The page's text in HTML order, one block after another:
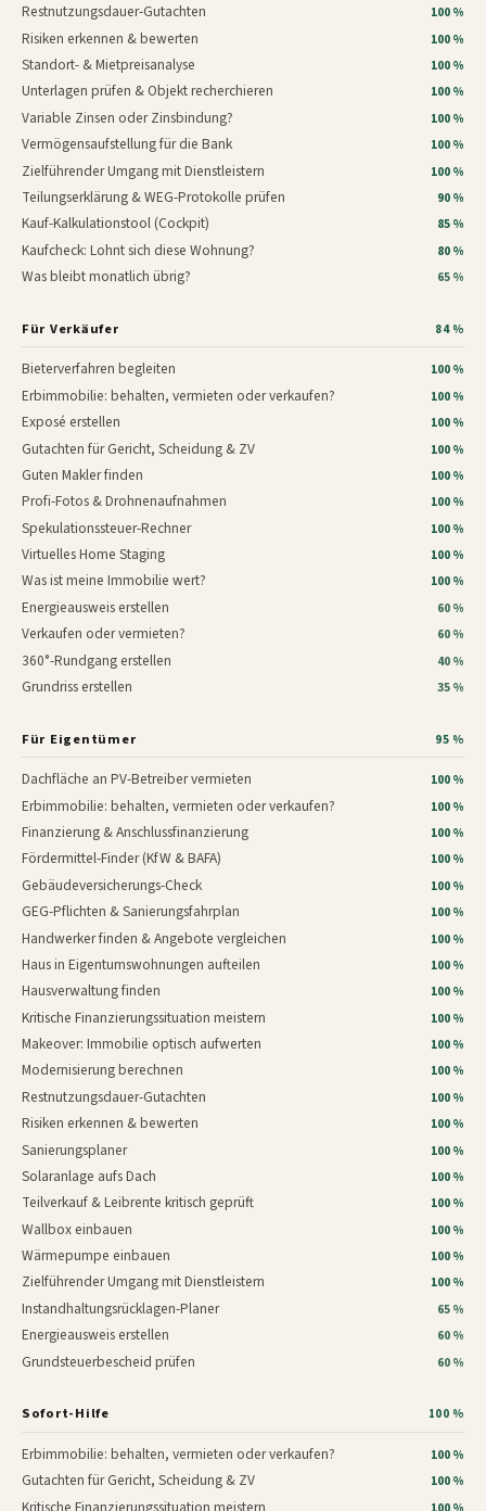
Restnutzungsdauer-Gutachten 100 %
Risiken erkennen & bewerten 100 %
Standort- & Mietpreisanalyse 100 %
Unterlagen prüfen & Objekt recherchieren 100 %
Variable Zinsen oder Zinsbindung? 100 %
Vermögensaufstellung für die Bank 100 %
Zielführender Umgang mit Dienstleistern 100 %
Teilungserklärung & WEG-Protokolle prüfen 90 %
Kauf-Kalkulationstool (Cockpit) 85 %
Kaufcheck: Lohnt sich diese Wohnung? 80 %
Was bleibt monatlich übrig? 65 %
Für Verkäufer 84 %
Bieterverfahren begleiten 100 %
Erbimmobilie: behalten, vermieten oder verkaufen? 100 %
Exposé erstellen 100 %
Gutachten für Gericht, Scheidung & ZV 100 %
Guten Makler finden 100 %
Profi-Fotos & Drohnenaufnahmen 100 %
Spekulationssteuer-Rechner 100 %
Virtuelles Home Staging 100 %
Was ist meine Immobilie wert? 100 %
Energieausweis erstellen 60 %
Verkaufen oder vermieten? 60 %
360°-Rundgang erstellen 40 %
Grundriss erstellen 35 %
Für Eigentümer 95 %
Dachfläche an PV-Betreiber vermieten 100 %
Erbimmobilie: behalten, vermieten oder verkaufen? 100 %
Finanzierung & Anschlussfinanzierung 100 %
Fördermittel-Finder (KfW & BAFA) 100 %
Gebäudeversicherungs-Check 100 %
GEG-Pflichten & Sanierungsfahrplan 100 %
Handwerker finden & Angebote vergleichen 100 %
Haus in Eigentumswohnungen aufteilen 100 %
Hausverwaltung finden 100 %
Kritische Finanzierungssituation meistern 100 %
Makeover: Immobilie optisch aufwerten 100 %
Modernisierung berechnen 100 %
Restnutzungsdauer-Gutachten 100 %
Risiken erkennen & bewerten 100 %
Sanierungsplaner 100 %
Solaranlage aufs Dach 100 %
Teilverkauf & Leibrente kritisch geprüft 100 %
Wallbox einbauen 100 %
Wärmepumpe einbauen 100 %
Zielführender Umgang mit Dienstleistern 100 %
Instandhaltungsrücklagen-Planer 65 %
Energieausweis erstellen 60 %
Grundsteuerbescheid prüfen 60 %
Sofort-Hilfe 100 %
Erbimmobilie: behalten, vermieten oder verkaufen? 100 %
Gutachten für Gericht, Scheidung & ZV 100 %
Kritische Finanzierungssituation meistern